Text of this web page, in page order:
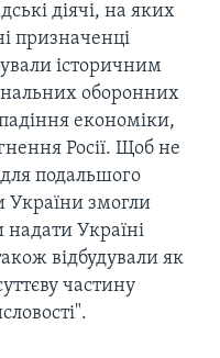
діячі, на яких
призначенці
історичним
оборонних
економіки,
Росії. Щоб не
подальшого
України змогли
Україні
відбудували як
частину